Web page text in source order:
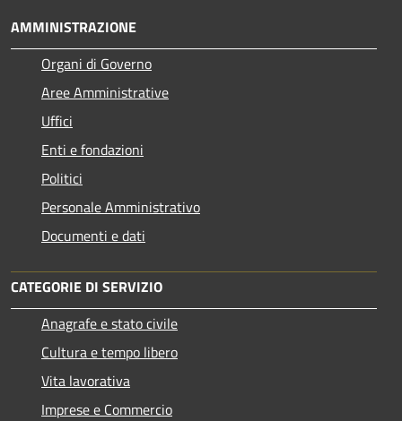
AMMINISTRAZIONE
Organi di Governo
Aree Amministrative
Uffici
Enti e fondazioni
Politici
Personale Amministrativo
Documenti e dati
CATEGORIE DI SERVIZIO
Anagrafe e stato civile
Cultura e tempo libero
Vita lavorativa
Imprese e Commercio